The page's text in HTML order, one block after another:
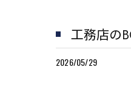
工務店の
2026/05/29